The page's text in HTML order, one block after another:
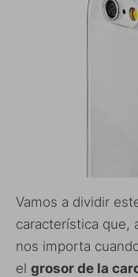
Vamos a dividir
característica que,
nos importa
el grosor de la